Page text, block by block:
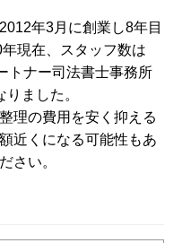
年3月に創業し8年目
現在、スタッフ数は
トナー司法書士事務所
ました。
理の費用を安く抑える
近くになる可能性もあ
さい。